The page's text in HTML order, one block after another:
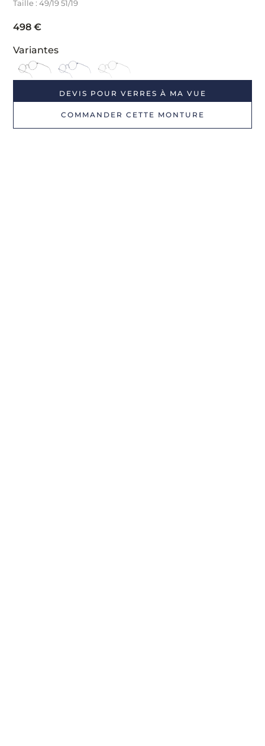
Taille : 49/19 51/19
498€
Variantes
DEVIS POUR VERRES À MA VUE
COMMANDER CETTE MONTURE